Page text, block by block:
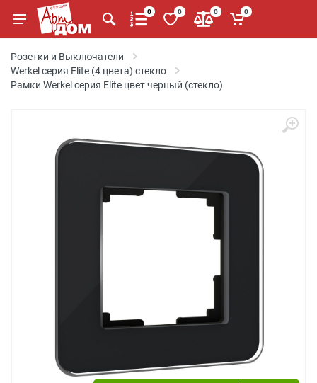
0 0 0 0
Розетки и Выключатели
Werkel серия Elite (4 цвета) стекло
Рамки Werkel серия Elite цвет черный (стекло)